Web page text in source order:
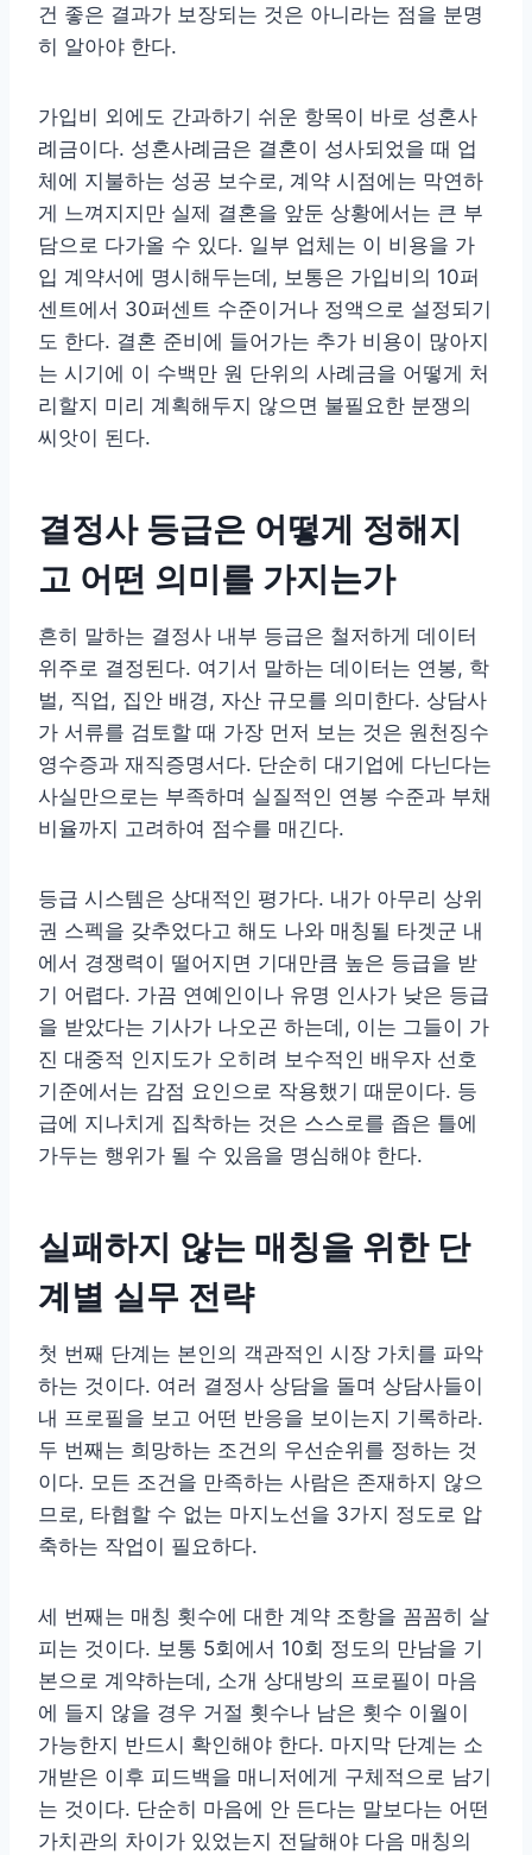
건 좋은 결과가 보장되는 것은 아니라는 점을 분명
히 알아야 한다.
가입비 외에도 간과하기 쉬운 항목이 바로 성혼사
례금이다. 성혼사례금은 결혼이 성사되었을 때 업
체에 지불하는 성공 보수로, 계약 시점에는 막연하
게 느껴지지만 실제 결혼을 앞둔 상황에서는 큰 부
담으로 다가올 수 있다. 일부 업체는 이 비용을 가
입 계약서에 명시해두는데, 보통은 가입비의 10퍼
센트에서 30퍼센트 수준이거나 정액으로 설정되기
도 한다. 결혼 준비에 들어가는 추가 비용이 많아지
는 시기에 이 수백만 원 단위의 사례금을 어떻게 처
리할지 미리 계획해두지 않으면 불필요한 분쟁의
씨앗이 된다.
결정사 등급은 어떻게 정해지
고 어떤 의미를 가지는가
흔히 말하는 결정사 내부 등급은 철저하게 데이터
위주로 결정된다. 여기서 말하는 데이터는 연봉, 학
벌, 직업, 집안 배경, 자산 규모를 의미한다. 상담사
가 서류를 검토할 때 가장 먼저 보는 것은 원천징수
영수증과 재직증명서다. 단순히 대기업에 다닌다는
사실만으로는 부족하며 실질적인 연봉 수준과 부채
비율까지 고려하여 점수를 매긴다.
등급 시스템은 상대적인 평가다. 내가 아무리 상위
권 스펙을 갖추었다고 해도 나와 매칭될 타겟군 내
에서 경쟁력이 떨어지면 기대만큼 높은 등급을 받
기 어렵다. 가끔 연예인이나 유명 인사가 낮은 등급
을 받았다는 기사가 나오곤 하는데, 이는 그들이 가
진 대중적 인지도가 오히려 보수적인 배우자 선호
기준에서는 감점 요인으로 작용했기 때문이다. 등
급에 지나치게 집착하는 것은 스스로를 좁은 틀에
가두는 행위가 될 수 있음을 명심해야 한다.
실패하지 않는 매칭을 위한 단
계별 실무 전략
첫 번째 단계는 본인의 객관적인 시장 가치를 파악
하는 것이다. 여러 결정사 상담을 돌며 상담사들이
내 프로필을 보고 어떤 반응을 보이는지 기록하라.
두 번째는 희망하는 조건의 우선순위를 정하는 것
이다. 모든 조건을 만족하는 사람은 존재하지 않으
므로, 타협할 수 없는 마지노선을 3가지 정도로 압
축하는 작업이 필요하다.
세 번째는 매칭 횟수에 대한 계약 조항을 꼼꼼히 살
피는 것이다. 보통 5회에서 10회 정도의 만남을 기
본으로 계약하는데, 소개 상대방의 프로필이 마음
에 들지 않을 경우 거절 횟수나 남은 횟수 이월이
가능한지 반드시 확인해야 한다. 마지막 단계는 소
개받은 이후 피드백을 매니저에게 구체적으로 남기
는 것이다. 단순히 마음에 안 든다는 말보다는 어떤
가치관의 차이가 있었는지 전달해야 다음 매칭의